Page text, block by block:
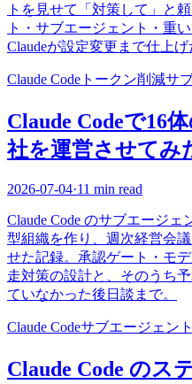
トを見せて「対策して」と
ト・サブエージェント・重
Claudeが設定変更まで仕上げ
Claude Code トークン削減サ
Claude Codeで16
社を運営させてみ
2026-07-04·11 min read
Claude Code のサブエージ
型組織を作り、週次経営会
せた記録。承認ゲート・モ
走対策の設計と、そのうち
ていなかった後日談まで。
Claude Codeサブエージェント
Claude Code のス